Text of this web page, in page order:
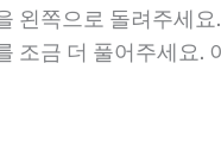
왼쪽으로 돌려주세
금 더 풀어주세요.